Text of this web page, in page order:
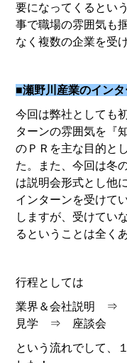
要になってくるとい
事で職場の雰囲気も
なく複数の企業を受
■瀬野川産業のイン
今回は弊社としても
ターンの雰囲気を『
のＰＲを主な目的と
た。また、今回は冬
は説明会形式とし他
インターンを受けて
しますが、受けてい
るということは全く
行程としては
業界＆会社説明 ⇒
見学 ⇒ 座談会
という流れでして、